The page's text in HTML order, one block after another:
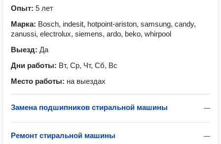
Опыт: 5 лет
Марка: Bosch, indesit, hotpoint-ariston, samsung, candy,
zanussi, electrolux, siemens, ardo, beko, whirpool
Выезд: Да
Дни работы: Вт, Ср, Чт, Сб, Вс
Место работы: на выездах
—
Замена подшипников стиральной машины
—
Ремонт стиральной машины